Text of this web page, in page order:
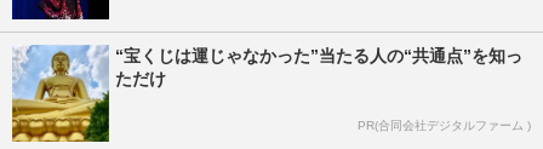
“宝くじは運じゃなかった”当たる人の“共通点”を知っ
ただけ
PR(合同会社デジタルファーム )